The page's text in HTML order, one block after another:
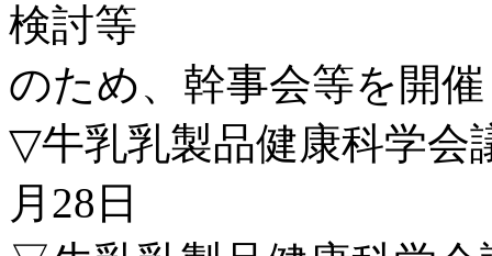
検討等
のため、幹事会等を開
▽牛乳乳製品健康科学
月28日